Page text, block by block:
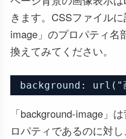
きます。CSSファイル
image」のプロパティ名
換えてみてください。
background: url("画
「background-image」
ロパティであるのに対